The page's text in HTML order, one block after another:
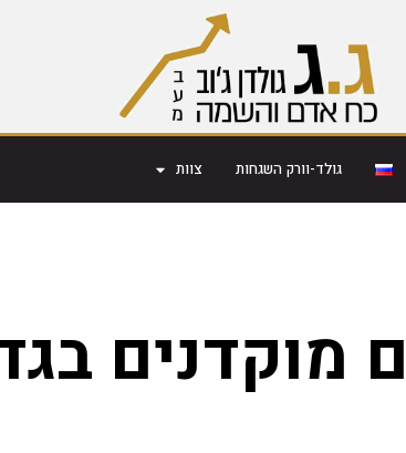
גולד-וורק השגחות צוות
מוקדנים